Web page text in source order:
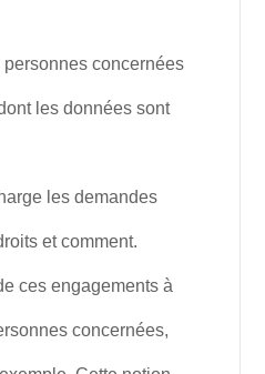
concernées
les données sont
les demandes
et comment.
ces engagements à
concernées,